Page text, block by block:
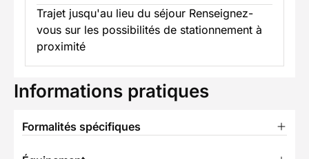
Trajet jusqu'au lieu du séjour Renseignez-
vous sur les possibilités de stationnement à
proximité
Informations pratiques
Formalités spécifiques